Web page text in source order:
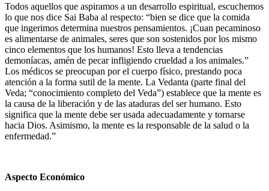
Todos aquellos que aspiramos a un desarrollo espiritual, escuchemos
lo que nos dice Sai Baba al respecto: “bien se dice que la comida
que ingerimos determina nuestros pensamientos. ¡Cuan pecaminoso
es alimentarse de animales, seres que son sostenidos por los mismo
cinco elementos que los humanos! Esto lleva a tendencias
demoníacas, amén de pecar infligiendo crueldad a los animales.”
Los médicos se preocupan por el cuerpo físico, prestando poca
atención a la forma sutil de la mente. La Vedanta (parte final del
Veda; “conocimiento completo del Veda”) establece que la mente es
la causa de la liberación y de las ataduras del ser humano. Esto
significa que la mente debe ser usada adecuadamente y tornarse
hacia Dios. Asimismo, la mente es la responsable de la salud o la
enfermedad.”
Aspecto Económico